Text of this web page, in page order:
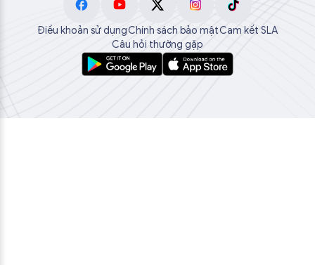
Điều khoản sử dụngChính sách bảo mậtCam kết SLA
Câu hỏi thường gặp